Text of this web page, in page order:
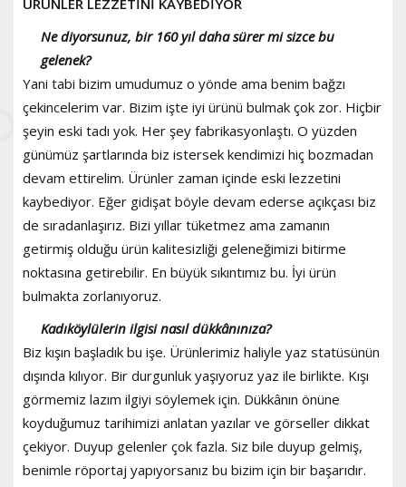
Ne diyorsunuz, bir 160 yıl daha sürer mi sizce bu
gelenek?
Yani tabi bizim umudumuz o yönde ama benim bağzı
çekincelerim var. Bizim işte iyi ürünü bulmak çok zor. Hiçbir
şeyin eski tadı yok. Her şey fabrikasyonlaştı. O yüzden
günümüz şartlarında biz istersek kendimizi hiç bozmadan
devam ettirelim. Ürünler zaman içinde eski lezzetini
kaybediyor. Eğer gidişat böyle devam ederse açıkçası biz
de sıradanlaşırız. Bizi yıllar tüketmez ama zamanın
getirmiş olduğu ürün kalitesizliği geleneğimizi bitirme
noktasına getirebilir. En büyük sıkıntımız bu. İyi ürün
bulmakta zorlanıyoruz.
Kadıköylülerin ilgisi nasıl dükkânınıza?
Biz kışın başladık bu işe. Ürünlerimiz haliyle yaz statüsünün
dışında kılıyor. Bir durgunluk yaşıyoruz yaz ile birlikte. Kışı
görmemiz lazım ilgiyi söylemek için. Dükkânın önüne
koyduğumuz tarihimizi anlatan yazılar ve görseller dikkat
çekiyor. Duyup gelenler çok fazla. Siz bile duyup gelmiş,
benimle röportaj yapıyorsanız bu bizim için bir başarıdır.